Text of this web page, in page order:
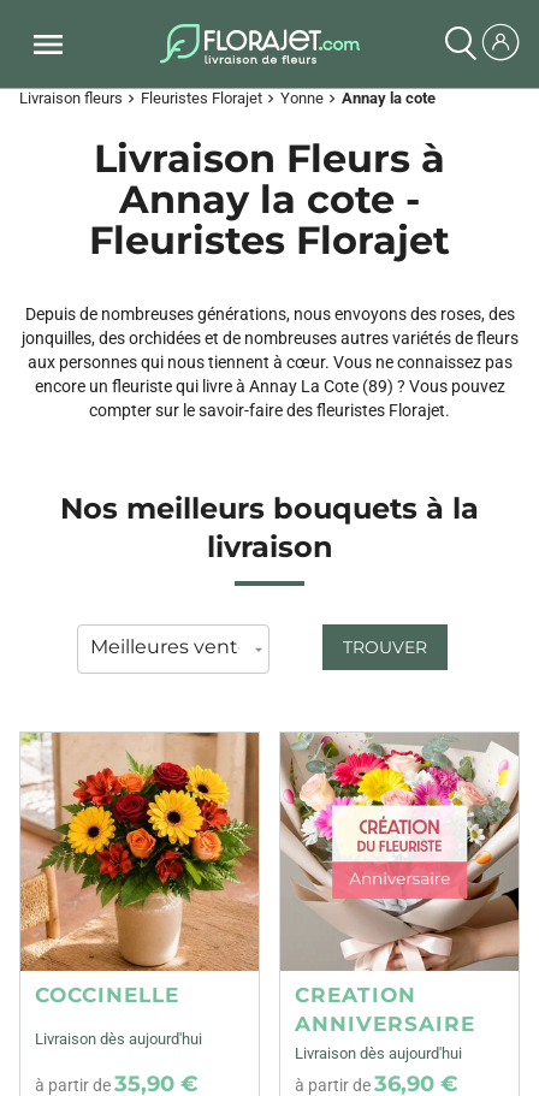
Livraison fleurs chevron_right Fleuristes Florajet chevron_right Yonne chevron_right Annay la cote
Livraison Fleurs à
Annay la cote -
Fleuristes Florajet
Depuis de nombreuses générations, nous envoyons des roses, des
jonquilles, des orchidées et de nombreuses autres variétés de fleurs
aux personnes qui nous tiennent à cœur. Vous ne connaissez pas
encore un fleuriste qui livre à Annay La Cote (89) ? Vous pouvez
compter sur le savoir-faire des fleuristes Florajet.
Nos meilleurs bouquets à la
livraison
TROUVER
COCCINELLE
Livraison dès aujourd'hui
à partir de35,90 €
CREATION
ANNIVERSAIRE
Livraison dès aujourd'hui
à partir de36,90 €